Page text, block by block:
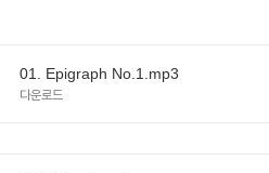
01. Epigraph No.1.mp3
다운로드